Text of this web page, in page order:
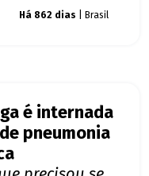
Há 862 dias | Brasil
é internada
pneumonia